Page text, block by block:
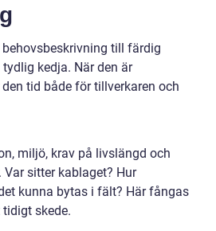
till färdig
kedja. När den är
tid både för tillverkaren och
miljö, krav på livslängd och
sitter kablaget? Hur
kunna bytas i fält? Här fångas
skede.